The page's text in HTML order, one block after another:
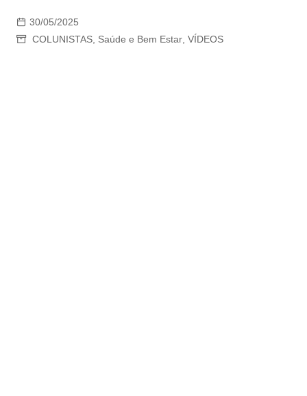
30/05/2025
COLUNISTAS, Saúde e Bem Estar, VÍDEOS